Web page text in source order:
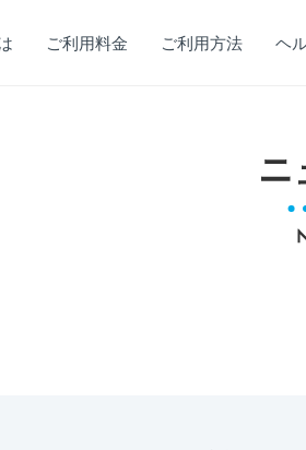
ご利用料金 ご利用方法 ヘ